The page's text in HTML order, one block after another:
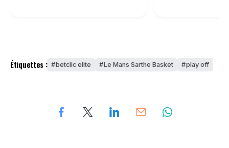
Étiquettes : betclic elite Le Mans Sarthe Basket play off